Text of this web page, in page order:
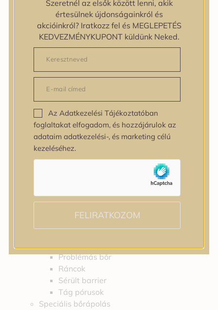
zipiderm
Bőrállapot
Bőrállapot
Bőrtípus
Bőrtípus
Kombinált
Száraz
Zsíros
Bőrprobléma
Bőrprobléma
Bőrpír
Dehidratált bőr
Érzékeny bőr
Fakóság
Problémás bőr
Ráncok
Sérült barrier
Tág pórusok
Speciális bőrápolás
Szeretnél az elsők között lenni, akik
értesülnek újdonságainkról és
akcióinkról? Iratkozz fel és MEGLEPETÉS
KEDVEZMÉNYKUPONT küldünk Neked.
Az Adatkezelési Tájékoztatóban
foglaltakat elfogadom, és hozzájárulok az
adataim adatkezelési-, és marketing célú
kezeléséhez.
FELIRATKOZOM